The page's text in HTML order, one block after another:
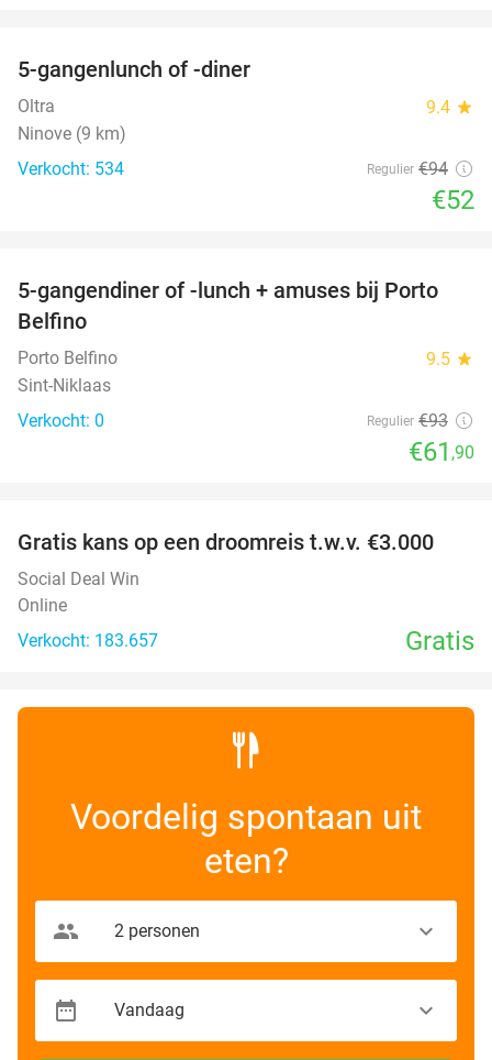
5-gangenlunch of -diner
Oltra 9.4 star
Ninove (9 km)
Verkocht: 534
Regulier €94
€52
33%
NEW
TODAY
5-gangendiner of -lunch + amuses bij Porto
Belfino
Porto Belfino 9.5 star
Sint-Niklaas
Verkocht: 0
Regulier €93
€61 ,90
Gratis kans op een droomreis t.w.v. €3.000
Social Deal Win
Online
Verkocht: 183.657
Gratis
Voordelig spontaan uit
eten?